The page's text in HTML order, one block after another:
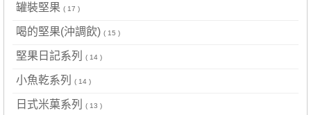
罐裝堅果 ( 17 )
喝的堅果(沖調飲) ( 15 )
堅果日記系列 ( 14 )
小魚乾系列 ( 14 )
日式米菓系列 ( 13 )